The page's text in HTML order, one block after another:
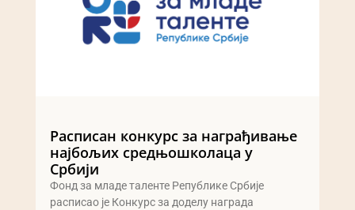
Расписан конкурс за награђивање
најбољих средњошколаца у
Србији
Фонд за младе таленте Републике Србије
расписао је Конкурс за доделу награда